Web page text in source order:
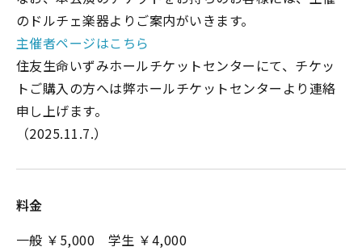
のドルチェ楽器よりご案内がいきます。
主催者ページはこちら
住友生命いずみホールチケットセンターにて、チケッ
トご購入の方へは弊ホールチケットセンターより連絡
申し上げます。
（2025.11.7.）
料金
一般 ￥5,000 学生 ￥4,000